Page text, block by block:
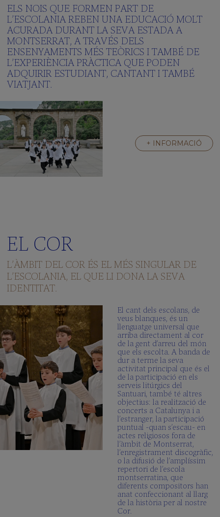
ELS NOIS QUE FORMEN PART DE
L’ESCOLANIA REBEN UNA EDUCACIÓ MOLT
ACURADA DURANT LA SEVA ESTADA A
MONTSERRAT, A TRAVÉS DELS
ENSENYAMENTS MÉS TEÒRICS I TAMBÉ DE
L’EXPERIÈNCIA PRÀCTICA QUE PODEN
ADQUIRIR ESTUDIANT, CANTANT I TAMBÉ
VIATJANT.
+ INFORMACIÓ
EL COR
L’ÀMBIT DEL COR ÉS EL MÉS SINGULAR DE
L’ESCOLANIA, EL QUE LI DONA LA SEVA
IDENTITAT.
El cant dels escolans, de
veus blanques, és un
llenguatge universal que
arriba directament al cor
de la gent d’arreu del món
que els escolta. A banda de
dur a terme la seva
activitat principal que és el
de la participació en els
serveis litúrgics del
Santuari, també té altres
objectius: la realització de
concerts a Catalunya i a
l’estranger, la participació
puntual -quan s’escau- en
actes religiosos fora de
l’àmbit de Montserrat,
l’enregistrament discogràfic,
o la difusió de l’amplíssim
repertori de l’escola
montserratina, que
diferents compositors han
anat confeccionant al llarg
de la història per al nostre
Cor.